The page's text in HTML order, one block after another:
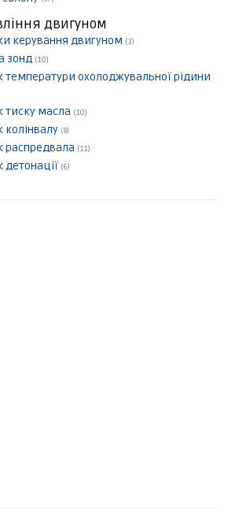
двигуном
керування двигуном (3)
зонд (10)
температури охолоджувальної рідини
тиску масла (10)
колінвалу (8)
распредвала (11)
детонації (6)